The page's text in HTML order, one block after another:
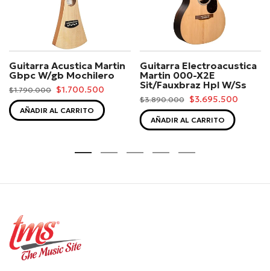
Guitarra Acustica Martin
Gbpc W/gb Mochilero
$1.790.000 $1.700.500
AÑADIR AL CARRITO
Guitarra Electroacustica
Martin 000-X2E
Sit/Fauxbraz Hpl W/Ss
$3.890.000 $3.695.500
AÑADIR AL CARRITO